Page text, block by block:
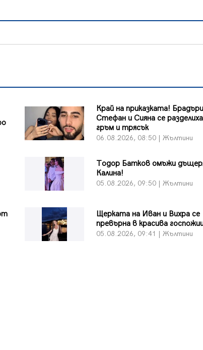
Край на приказката!
Стефан и Сияна се
гръм и трясък
06.08.2026, 08:50 | Жълтини
Тодор Батков омъжи
Калина!
05.08.2026, 09:50 | Жълтини
Щерката на Иван и Вихра се
превърна в красива
05.08.2026, 09:41 | Жълтини